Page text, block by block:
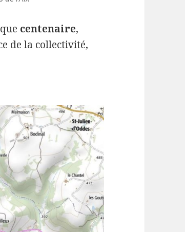
centenaire,
de la collectivité,